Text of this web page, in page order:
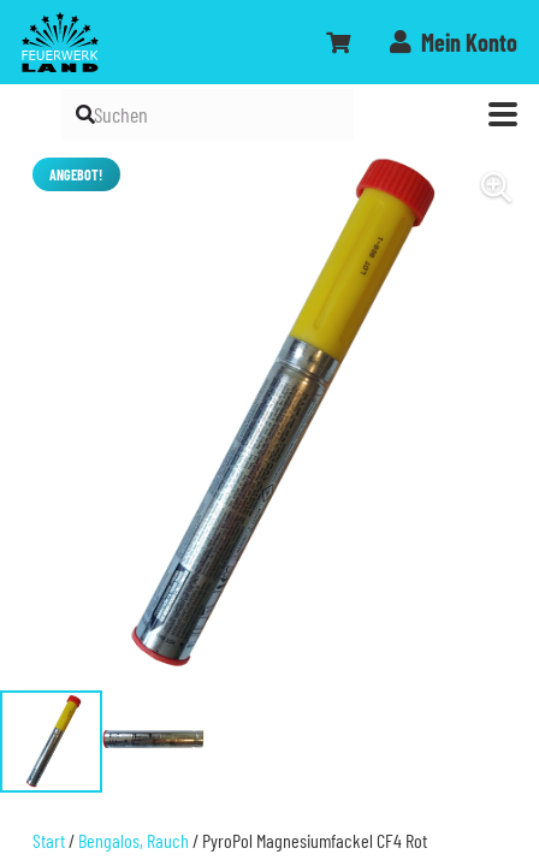
Mein Konto
ANGEBOT!
Start / Bengalos, Rauch / PyroPol Magnesiumfackel CF4 Rot